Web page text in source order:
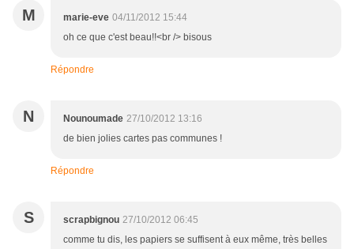
M marie-eve 04/11/2012 15:44
oh ce que c'est beau!!<br /> bisous
Répondre
N Nounoumade 27/10/2012 13:16
de bien jolies cartes pas communes !
Répondre
S scrapbignou 27/10/2012 06:45
comme tu dis, les papiers se suffisent à eux même, très belles